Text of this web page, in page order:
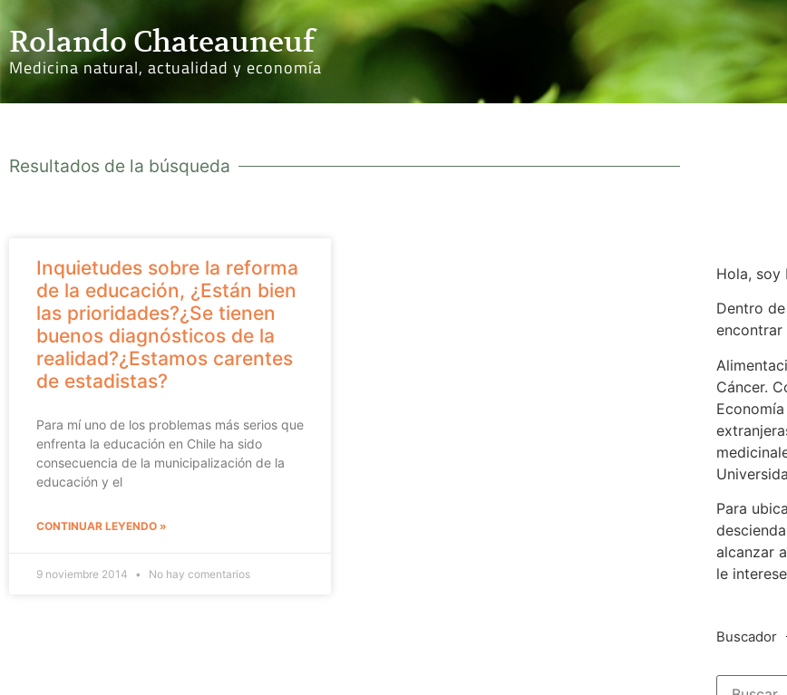
Rolando Chateauneuf
Medicina natural, actualidad y economía
Resultados de la búsqueda
Inquietudes sobre la reforma
de la educación, ¿Están bien
las prioridades?¿Se tienen
buenos diagnósticos de la
realidad?¿Estamos carentes
de estadistas?
Para mí uno de los problemas más serios que
enfrenta la educación en Chile ha sido
consecuencia de la municipalización de la
educación y el
CONTINUAR LEYENDO »
9 noviembre 2014 No hay comentarios
Hola, soy
Dentro
encontrar
Cáncer.
Para
alcanzar
le
Buscador